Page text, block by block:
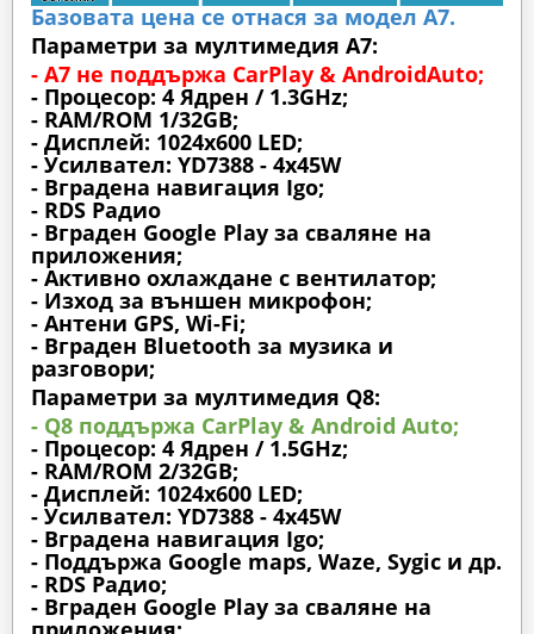
Базовата цена се отнася за модел А7.
Параметри за мултимедия A7:
- A7 не поддържа CarPlay & AndroidAuto;
- Процесор: 4 Ядрен / 1.3GHz;
- RAM/ROM 1/32GB;
- Дисплей: 1024х600 LED;
- Усилвател: YD7388 - 4x45W
- Вградена навигация Igo;
- RDS Радио
- Вграден Google Play за сваляне на
приложения;
- Активно охлаждане с вентилатор;
- Изход за външен микрофон;
- Антени GPS, Wi-Fi;
- Вграден Bluetooth за музика и
разговори;
Параметри за мултимедия Q8:
- Q8 поддържа CarPlay & Android Auto;
- Процесор: 4 Ядрен / 1.5GHz;
- RAM/ROM 2/32GB;
- Дисплей: 1024х600 LED;
- Усилвател: YD7388 - 4x45W
- Вградена навигация Igo;
- Поддържа Google maps, Waze, Sygic и др.
- RDS Радио;
- Вграден Google Play за сваляне на